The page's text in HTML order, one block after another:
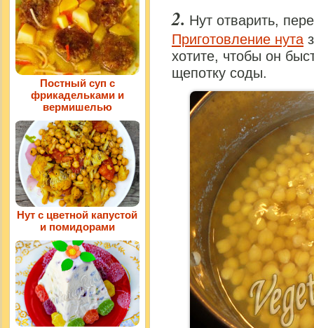
Нут отварить,
Приготовление нута
хотите, чтобы он
щепотку соды.
Постный суп с
фрикадельками и
вермишелью
Нут с цветной капустой
и помидорами